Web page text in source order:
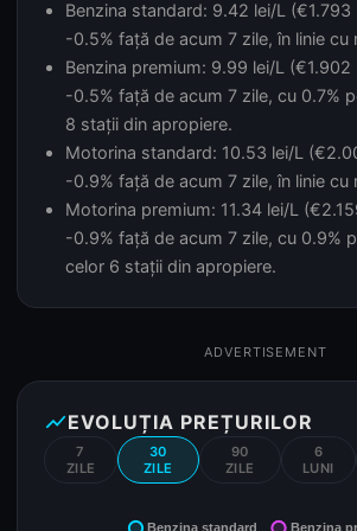
Benzina standard: 9.42 lei/L (€1.793
-0.5% față de acum 7 zile, în linie cu
Benzina premium: 9.99 lei/L (€1.902
-0.5% față de acum 7 zile, cu 0.7%
8 stații din apropiere.
Motorina standard: 10.53 lei/L
-0.9% față de acum 7 zile, în linie cu
Motorina premium: 11.34 lei/L
-0.9% față de acum 7 zile, cu 0.9%
celor 6 stații din apropiere.
ADVERTISEMENT
show_chartEVOLUȚIA PREȚURILOR
7
ZILE
30
ZILE
90
ZILE
6
LUNI